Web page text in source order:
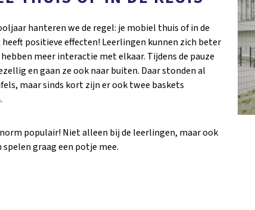
hanteren we de regel: je mobiel thuis of in de
heeft positieve effecten! Leerlingen kunnen zich beter
meer interactie met elkaar. Tijdens de pauze
en gaan ze ook naar buiten. Daar stonden al
maar sinds kort zijn er ook twee baskets
populair! Niet alleen bij de leerlingen, maar ook
spelen graag een potje mee.